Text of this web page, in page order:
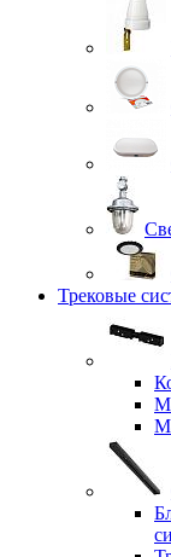
Трековые